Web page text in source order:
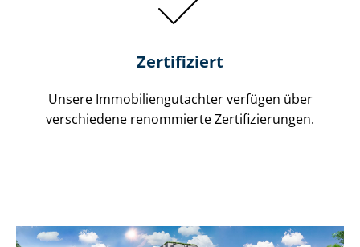
Zertifiziert
Unsere Immobilien­gutachter verfügen über
verschiedene renommierte Zer­ti­fi­zie­run­gen.